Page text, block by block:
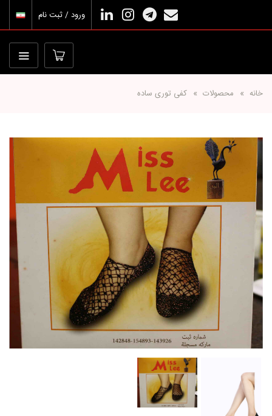
ورود / ثبت نام
خانه محصولات کفی توری ساده